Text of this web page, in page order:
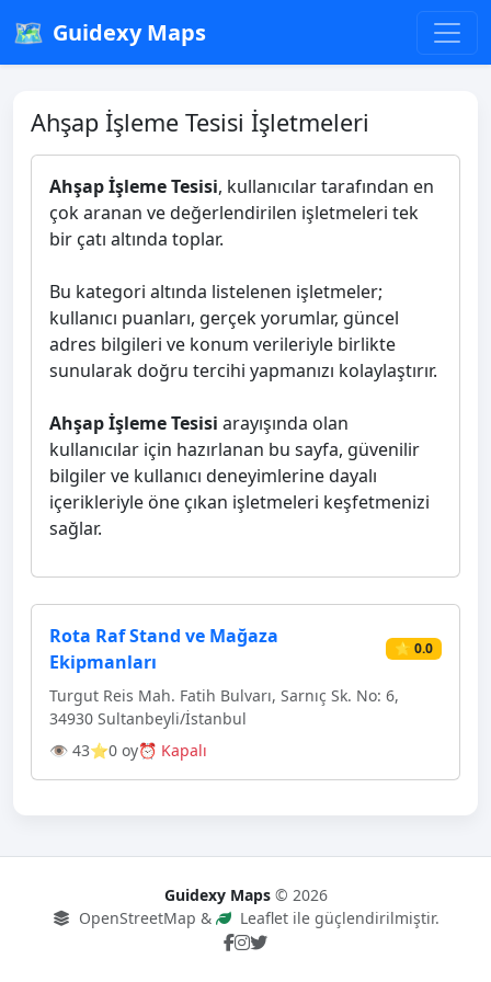
🗺️ Guidexy Maps
Ahşap İşleme Tesisi İşletmeleri
Ahşap İşleme Tesisi, kullanıcılar tarafından en
çok aranan ve değerlendirilen işletmeleri tek
bir çatı altında toplar.
Bu kategori altında listelenen işletmeler;
kullanıcı puanları, gerçek yorumlar, güncel
adres bilgileri ve konum verileriyle birlikte
sunularak doğru tercihi yapmanızı kolaylaştırır.
Ahşap İşleme Tesisi arayışında olan
kullanıcılar için hazırlanan bu sayfa, güvenilir
bilgiler ve kullanıcı deneyimlerine dayalı
içerikleriyle öne çıkan işletmeleri keşfetmenizi
sağlar.
Rota Raf Stand ve Mağaza
Ekipmanları
⭐ 0.0
Turgut Reis Mah. Fatih Bulvarı, Sarnıç Sk. No: 6,
34930 Sultanbeyli/İstanbul
👁 43⭐0 oy⏰ Kapalı
Guidexy Maps© 2026
OpenStreetMap &
Leaflet ile güçlendirilmiştir.